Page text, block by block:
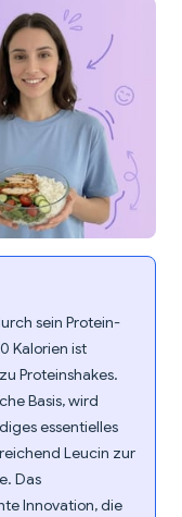
sein Protein-
Kalorien ist
Proteinshakes.
Basis, wird
essentielles
Leucin zur
Das
Innovation, die